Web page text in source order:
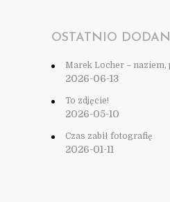
OSTATNIO
Marek Locher – naziem,
2026-06-13
To zdjęcie!
2026-05-10
Czas zabił fotografię
2026-01-11